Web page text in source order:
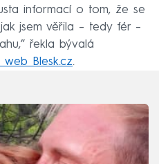
informací o tom, že se
jsem věřila – tedy fér –
řekla bývalá
Blesk.cz.